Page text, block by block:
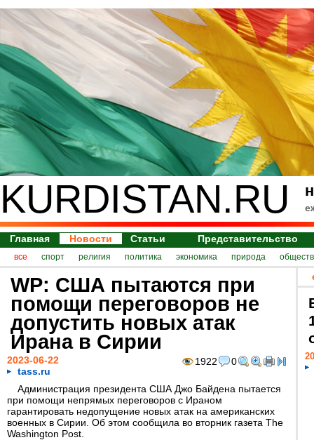
KURDISTAN.RU
Главная Новости Статьи Представительство
все спорт религия политика экономика природа
WP: США пытаются при
помощи переговоров не
допустить новых атак
Ирана в Сирии
1922 0
2023-06-22
tass.ru
Администрация президента США Джо Байдена пытается
при помощи непрямых переговоров с Ираном
гарантировать недопущение новых атак на американских
военных в Сирии. Об этом сообщила во вторник газета The
Washington Post.